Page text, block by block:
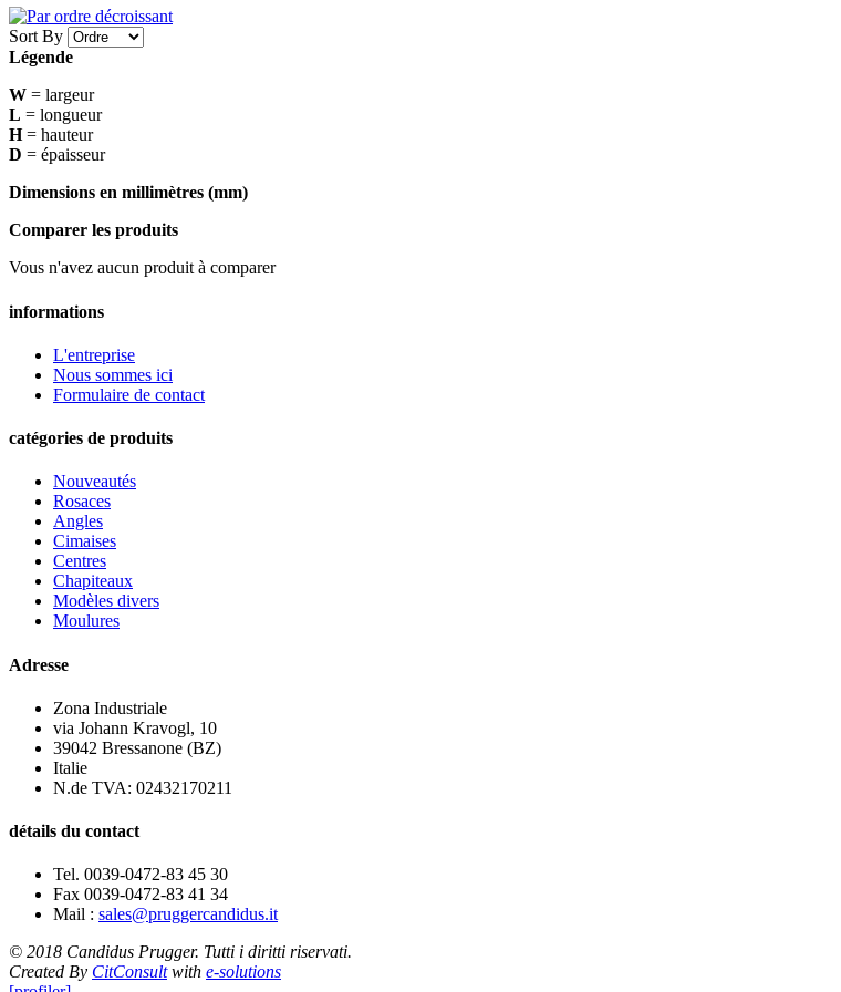
Sort By
Légende
W = largeur
L = longueur
H= hauteur
D = épaisseur
Dimensions en millimètres (mm)
Comparer les produits
Vous n'avez aucun produit à comparer
informations
L'entreprise
Nous sommes ici
Formulaire de contact
catégories de produits
Nouveautés
Rosaces
Angles
Cimaises
Centres
Chapiteaux
Modèles divers
Moulures
Adresse
Zona Industriale
via Johann Kravogl, 10
39042 Bressanone (BZ)
Italie
N.de TVA: 02432170211
détails du contact
Tel. 0039-0472-83 45 30
Fax 0039-0472-83 41 34
Mail : sales@pruggercandidus.it
© 2018 Candidus Prugger. Tutti i diritti riservati.
Created By CitConsultwith e-solutions